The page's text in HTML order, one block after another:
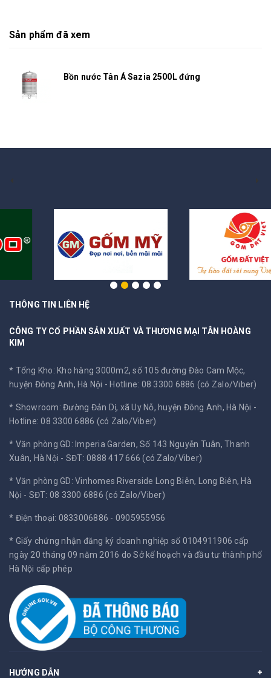
Sản phẩm đã xem
Bồn nước Tân Á Sazia 2500L đứng
THÔNG TIN LIÊN HỆ
CÔNG TY CỔ PHẦN SẢN XUẤT VÀ THƯƠNG MẠI TÂN HOÀNG
KIM
* Tổng Kho: Kho hàng 3000m2, số 105 đường Đào Cam Mộc,
huyện Đông Anh, Hà Nội -Hotline: 08 3300 6886 (có Zalo/Viber)
* Showroom: Đường Đản Dị, xã Uy Nỗ, huyện Đông Anh, Hà Nội -
Hotline: 08 3300 6886 (có Zalo/Viber)
* Văn phòng GD: Imperia Garden, Số 143 Nguyễn Tuân, Thanh
Xuân, Hà Nội - SĐT: 0888 417 666 (có Zalo/Viber)
* Văn phòng GD: Vinhomes Riverside Long Biên, Long Biên, Hà
Nội - SĐT: 08 3300 6886 (có Zalo/Viber)
* Điện thoại: 0833006886 - 0905955956
* Giấy chứng nhận đăng ký doanh nghiệp số 0104911906 cấp
ngày 20 tháng 09 năm 2016 do Sở kế hoạch và đầu tư thành phố
Hà Nội cấp phép
HƯỚNG DẪN